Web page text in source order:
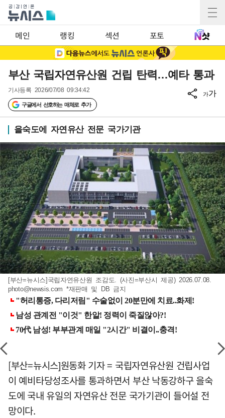
메인 랭킹 섹션 포토
부산 국립자연유산원 건립 탄력…예타 통과
기사등록 2026/07/08 09:34:42
구글에서 선호하는 매체로 추가
가가
을숙도에 자연유산 전문 국가기관
[부산=뉴시스]국립자연유산원 조감도. (사진=부산시 제공) 2026.07.08.
photo@newsis.com *재판매 및 DB 금지
[부산=뉴시스]원동화 기자 = 국립자연유산원 건립사업
이 예비타당성조사를 통과하면서 부산 낙동강하구 을숙
도에 국내 유일의 자연유산 전문 국가기관이 들어설 전
망이다.